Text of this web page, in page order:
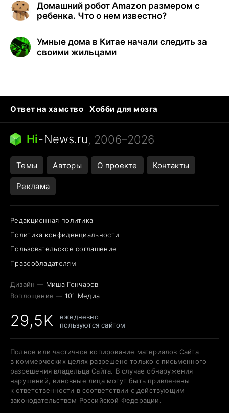
Домашний робот Amazon размером с
ребенка. Что о нем известно?
Умные дома в Китае начали следить за
своими жильцами
Ответ на хамство
Хобби для мозга
Бензин 100 и 95
Тунцы в океанариуме
Следующая пандемия
Hi-News.ru, 2006–2026
Темы Авторы О проекте Контакты
Реклама
Редакционная политика
Политика конфиденциальности
Пользовательское соглашение
Правообладателям
Дизайн — Миша Гончаров
Воплощение — 101 Медиа
29,5K
ежедневно
пользуются сайтом
Полное или частичное копирование материалов Сайта
в коммерческих целях разрешено только с письменного
разрешения владельца Сайта. В случае обнаружения
нарушений, виновные лица могут быть привлечены
к ответственности в соответствии с действующим
законодательством Российской Федерации.